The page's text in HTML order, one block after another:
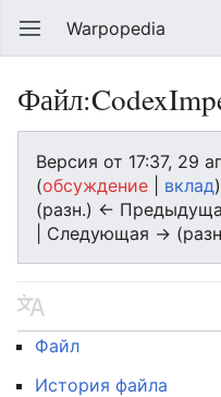
Warpopedia
Версия от 17:37, 29
(обсуждение вклад)
(разн.) ←
| Следующая →
Файл
История файла